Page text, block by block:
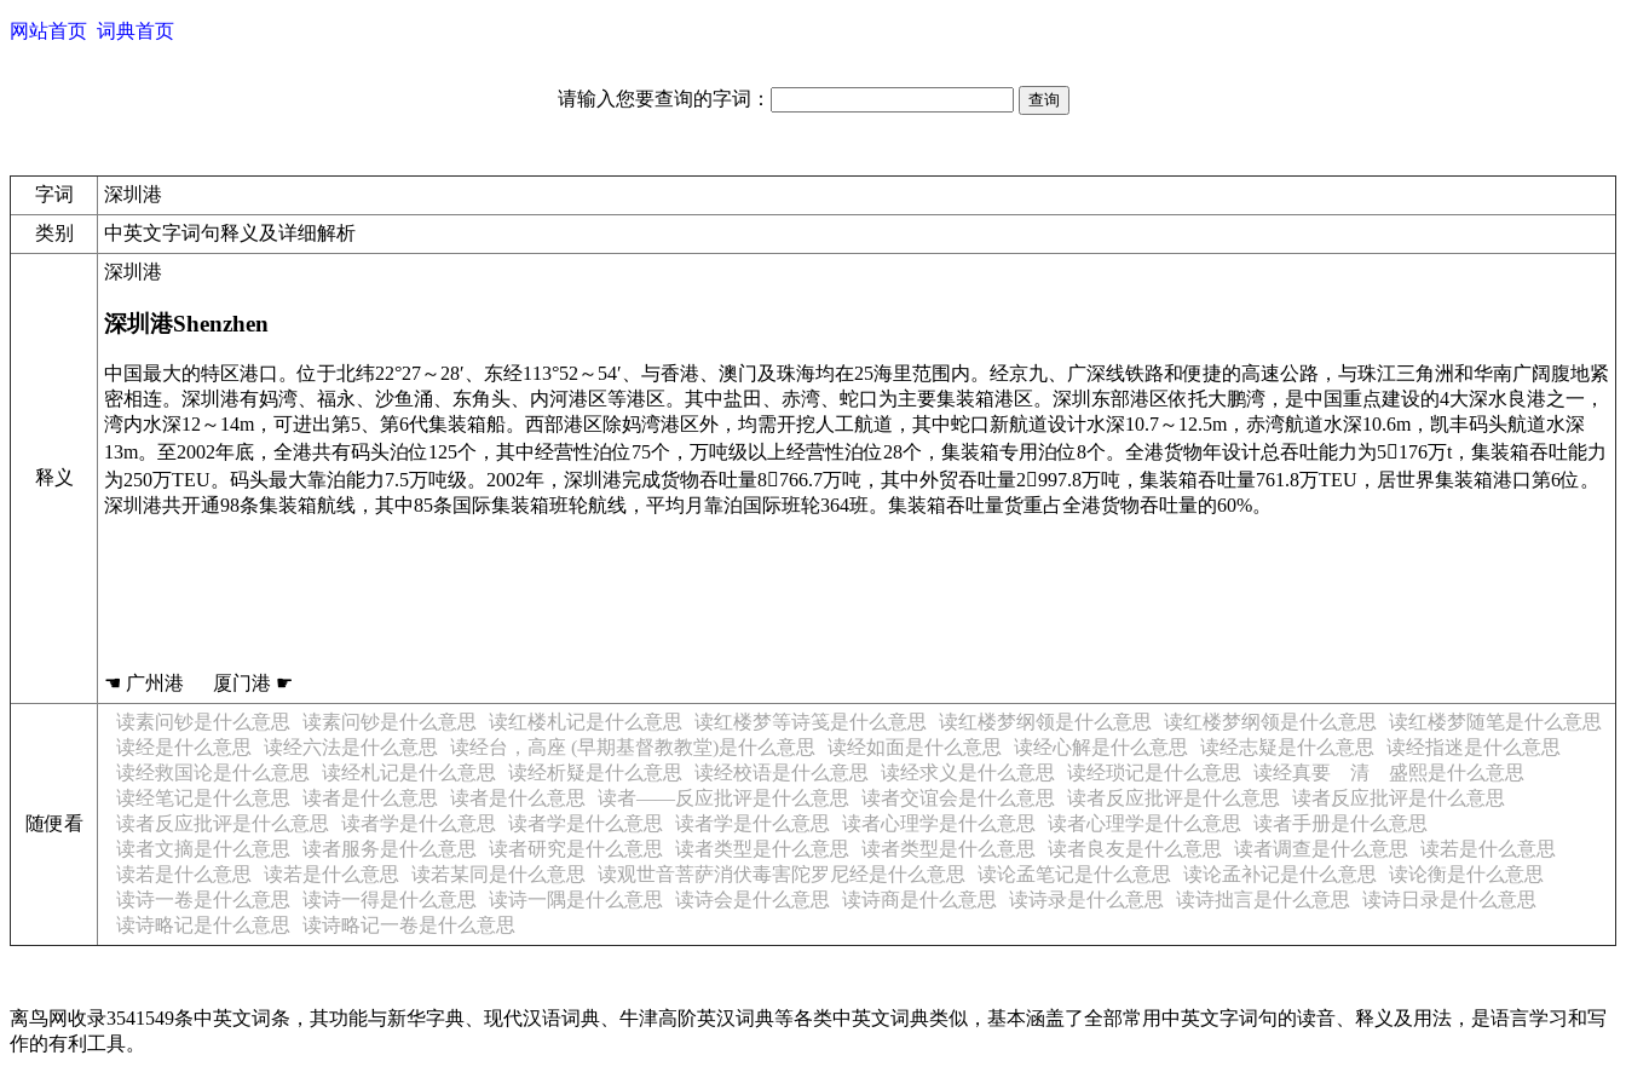
网站首页 词典首页
请输入您要查询的字词：
字词
深圳港
类别
中英文字词句释义及详细解析
释义
深圳港
深圳港Shenzhen
中国最大的特区港口。位于北纬22°27～28′、东经113°52～54′、与香港、澳门及珠海均在25海里范围内。经京九、广深线铁路和便捷的高速公路，与珠江三角洲和华南广阔腹地紧
密相连。深圳港有妈湾、福永、沙鱼涌、东角头、内河港区等港区。其中盐田、赤湾、蛇口为主要集装箱港区。深圳东部港区依托大鹏湾，是中国重点建设的4大深水良港之一，
湾内水深12～14m，可进出第5、第6代集装箱船。西部港区除妈湾港区外，均需开挖人工航道，其中蛇口新航道设计水深10.7～12.5m，赤湾航道水深10.6m，凯丰码头航道水深
13m。至2002年底，全港共有码头泊位125个，其中经营性泊位75个，万吨级以上经营性泊位28个，集装箱专用泊位8个。全港货物年设计总吞吐能力为5176万t，集装箱吞吐能力
为250万TEU。码头最大靠泊能力7.5万吨级。2002年，深圳港完成货物吞吐量8766.7万吨，其中外贸吞吐量2997.8万吨，集装箱吞吐量761.8万TEU，居世界集装箱港口第6位。
深圳港共开通98条集装箱航线，其中85条国际集装箱班轮航线，平均月靠泊国际班轮364班。集装箱吞吐量货重占全港货物吞吐量的60%。
☚ 广州港 厦门港 ☛
随便看
读素问钞是什么意思 读素问钞是什么意思 读红楼札记是什么意思 读红楼梦等诗笺是什么意思 读红楼梦纲领是什么意思 读红楼梦纲领是什么意思
读红楼梦随笔是什么意思
读经是什么意思
读经六法是什么意思 读经台，高座 (早期基督教教堂)是什么意思 读经如面是什么意思 读经心解是什么意思 读经志疑是什么意思
读经指迷是什么意思
读经救国论是什么意思
读经札记是什么意思 读经析疑是什么意思 读经校语是什么意思 读经求义是什么意思 读经琐记是什么意思
读经真要 清 盛熙是什么意思
读经笔记是什么意思
读者是什么意思 读者是什么意思 读者——反应批评是什么意思 读者交谊会是什么意思 读者反应批评是什么意思
读者反应批评是什么意思
读者反应批评是什么意思
读者学是什么意思 读者学是什么意思 读者学是什么意思 读者心理学是什么意思 读者心理学是什么意思
读者手册是什么意思
读者文摘是什么意思
读者服务是什么意思 读者研究是什么意思 读者类型是什么意思 读者类型是什么意思 读者良友是什么意思 读者调查是什么意思
读若是什么意思
读若是什么意思
读若是什么意思 读若某同是什么意思 读观世音菩萨消伏毒害陀罗尼经是什么意思 读论孟笔记是什么意思 读论孟补记是什么意思
读论衡是什么意思
读诗一卷是什么意思
读诗一得是什么意思 读诗一隅是什么意思 读诗会是什么意思 读诗商是什么意思 读诗录是什么意思 读诗拙言是什么意思
读诗日录是什么意思
读诗略记是什么意思
读诗略记一卷是什么意思
离鸟网收录3541549条中英文词条，其功能与新华字典、现代汉语词典、牛津高阶英汉词典等各类中英文词典类似，基本涵盖了全部常用中英文字词句的读音、释义及用法，是语言学习和写
作的有利工具。